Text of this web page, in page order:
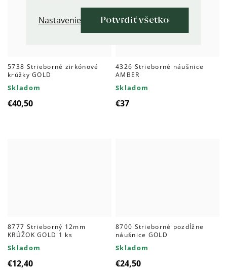
Nastavenie Potvrdiť všetko
5738 Strieborné zirkónové
krúžky GOLD
Skladom
€40,50
4326 Strieborné náušnice
AMBER
Skladom
€37
8777 Strieborný 12mm
KRÚŽOK GOLD 1 ks
Skladom
€12,40
8700 Strieborné pozdĺžne
náušnice GOLD
Skladom
€24,50